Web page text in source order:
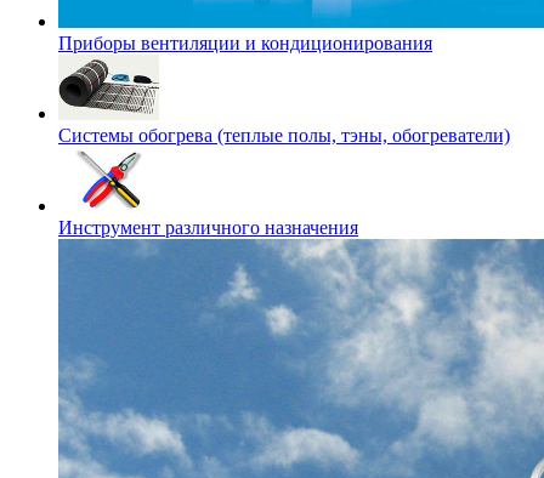
Приборы вентиляции и кондиционирования
Системы обогрева (теплые полы, тэны, обогреватели)
Инструмент различного назначения